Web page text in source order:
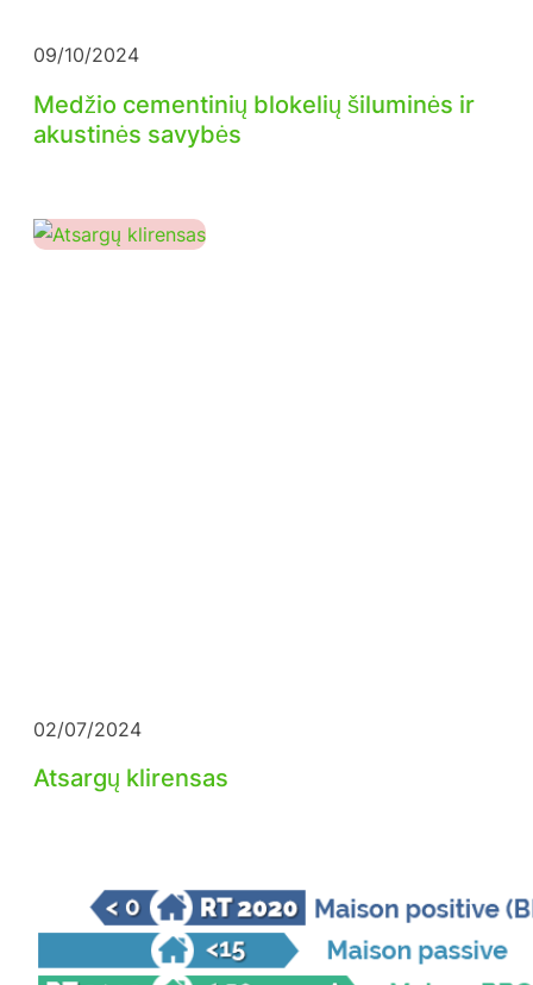
09/10/2024
Medžio cementinių blokelių šiluminės ir
akustinės savybės
02/07/2024
Atsargų klirensas